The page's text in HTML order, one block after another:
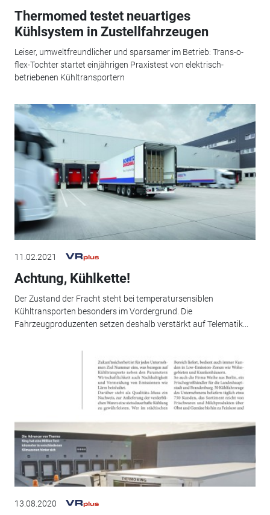
Thermomed testet neuartiges
Kühlsystem in Zustellfahrzeugen
Leiser, umweltfreundlicher und sparsamer im Betrieb: Trans-o-
flex-Tochter startet einjährigen Praxistest von elektrisch-
betriebenen Kühltransportern
11.02.2021
Achtung, Kühlkette!
Der Zustand der Fracht steht bei temperatursensiblen
Kühltransporten besonders im Vordergrund. Die
Fahrzeugproduzenten setzen deshalb verstärkt auf Telematik...
13.08.2020